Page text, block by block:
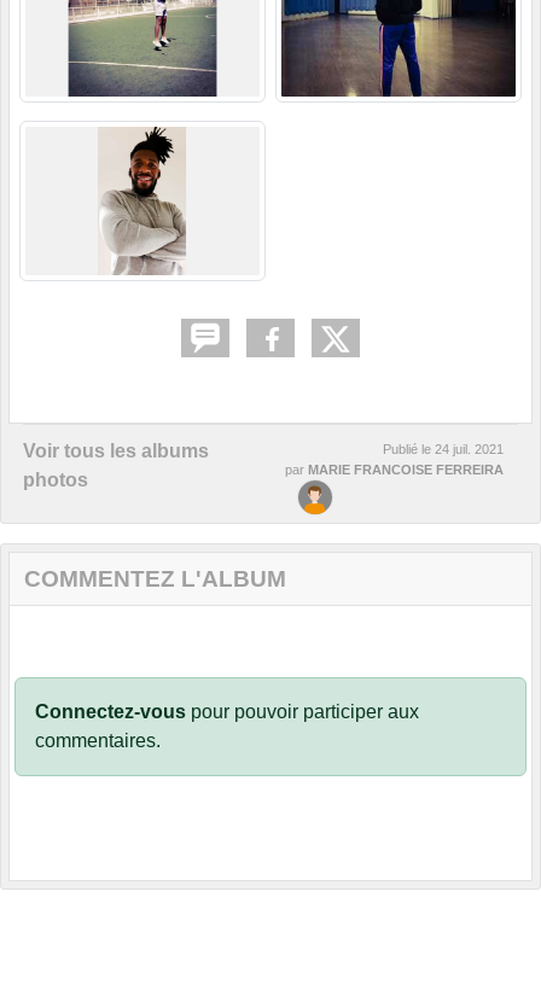
Voir tous les albums
photos
Publié le 24 juil. 2021
par MARIE FRANCOISE FERREIRA
COMMENTEZ L'ALBUM
Connectez-vous pour pouvoir participer aux
commentaires.